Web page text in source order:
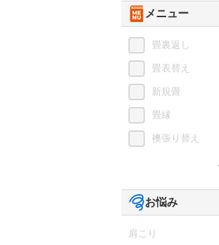
メニュー
畳裏返し
畳表替え
新規畳
畳縁
襖張り替え
お悩み
肩こり